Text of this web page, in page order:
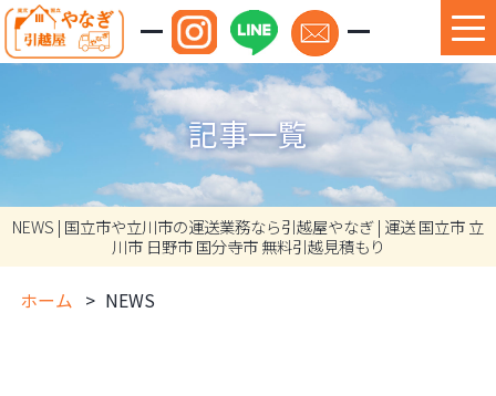
記事一覧
NEWS | 国立市や立川市の運送業務なら引越屋やなぎ | 運送 国立市 立
川市 日野市 国分寺市 無料引越見積もり
ホーム NEWS